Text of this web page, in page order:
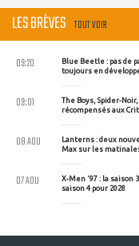
LES BRÈVES TOUT VOIR
Blue Beetle : pas de
toujours en
09:20
The Boys, Spider-
récompensés aux
09:01
Lanterns : deux
Max sur les
08 AOU
X-Men '97 : la saison
saison 4 pour 2028
07 AOU